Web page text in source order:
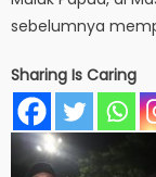
sebelumnya
Sharing Is Caring